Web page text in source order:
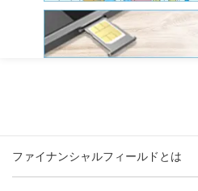
ファイナンシャルフィールドとは